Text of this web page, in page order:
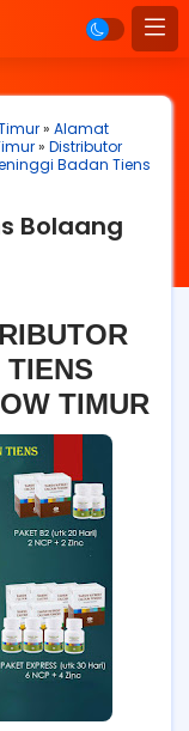
» Alamat
» Distributor
Badan Tiens
Bolaang
TIMUR